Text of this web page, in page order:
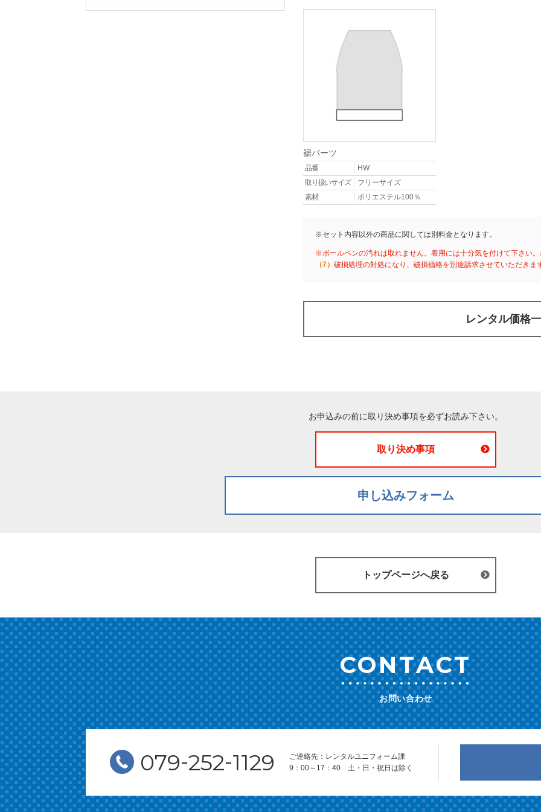
裾パーツ
品番
HW
取り扱いサイズ
フリーサイズ
素材
ポリエステル100％
※セット内容以外の商品に関しては別料金となります。
※ボールペンの汚れは取れません。着用には十分気を付けて下さい
（7） 破損処理の対処になり、破損価格を別途請求させていただきま
レンタル価格
お申込みの前に取り決め事項を必ずお読み下さい。
取り決め事項
申し込みフォーム
トップページへ戻る
CONTACT
お問い合わせ
079-252-1129
ご連絡先：レンタルユニフォーム課
9：00～17：40 土・日・祝日は除く